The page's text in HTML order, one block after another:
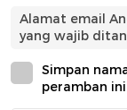
Alamat email
yang wajib
Simpan
peramban